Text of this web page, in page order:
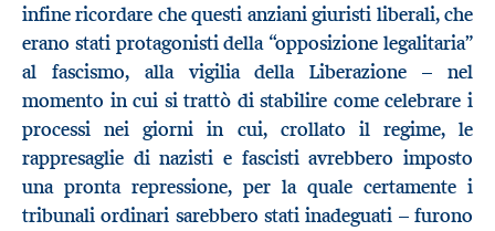
infine ricordare che questi anziani giuristi liberali, che
erano stati protagonisti della “opposizione legalitaria”
al fascismo, alla vigilia della Liberazione – nel
momento in cui si trattò di stabilire come celebrare i
processi nei giorni in cui, crollato il regime, le
rappresaglie di nazisti e fascisti avrebbero imposto
una pronta repressione, per la quale certamente i
tribunali ordinari sarebbero stati inadeguati – furono